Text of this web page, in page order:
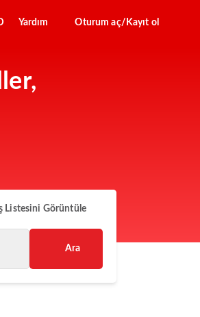
Yardım Oturum aç/Kayıt ol
Listesini Görüntüle
Ara